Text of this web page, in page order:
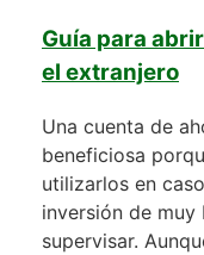
Guía para
el extranjero
Una cuenta de
beneficiosa
utilizarlos en
inversión de
supervisar.